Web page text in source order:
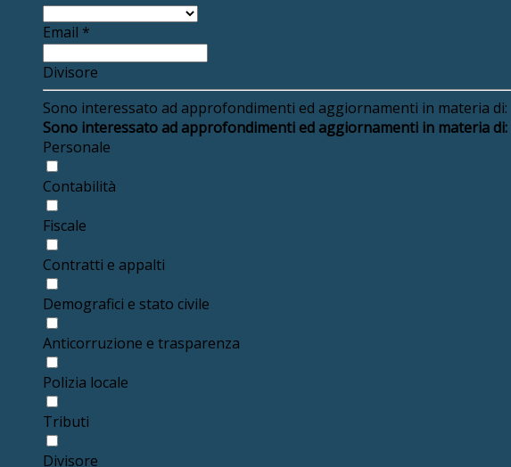
Email *
Divisore
Sono interessato ad approfondimenti ed aggiornamenti in materia di:
Sono interessato ad approfondimenti ed aggiornamenti in materia di:
Personale
Contabilità
Fiscale
Contratti e appalti
Demografici e stato civile
Anticorruzione e trasparenza
Polizia locale
Tributi
Divisore